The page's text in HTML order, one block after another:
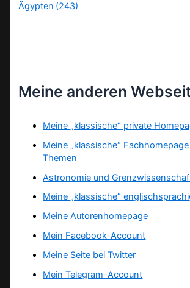
Ägypten (243)
Meine anderen
Meine „klassische“ private
Meine „klassische“
Themen
Astronomie und
Meine „klassische“
Meine Autorenhomepage
Mein Facebook-Account
Meine Seite bei Twitter
Mein Telegram-Account